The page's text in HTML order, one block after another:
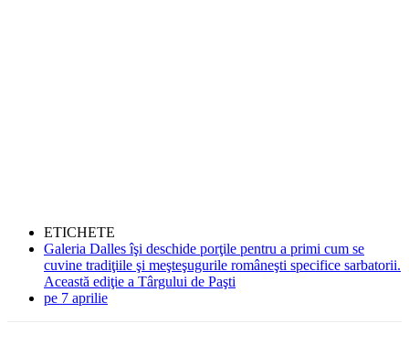
ETICHETE
Galeria Dalles îşi deschide porţile pentru a primi cum se
cuvine tradiţiile şi meşteşugurile româneşti specifice sarbatorii.
Această ediţie a Târgului de Paşti
pe 7 aprilie